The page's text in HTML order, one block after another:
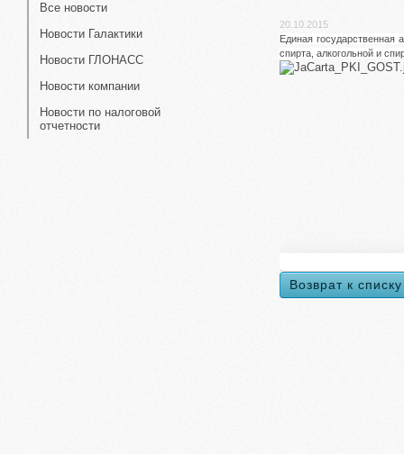
20.10.2015
Единая государственная
спирта, алкогольной и
Возврат к списку
Все новости
Новости Галактики
Новости ГЛОНАСС
Новости компании
Новости по налоговой
отчетности